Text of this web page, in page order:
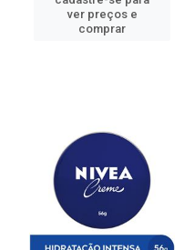
ver preços e
comprar